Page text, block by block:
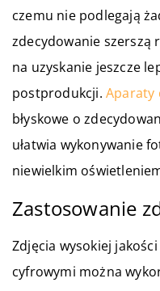
czemu nie podlegają
zdecydowanie szerszą
na uzyskanie jeszcze
postprodukcji. Aparaty
błyskowe o
ułatwia wykonywanie
niewielkim
Zastosowanie
Zdjęcia wysokiej
cyfrowymi można